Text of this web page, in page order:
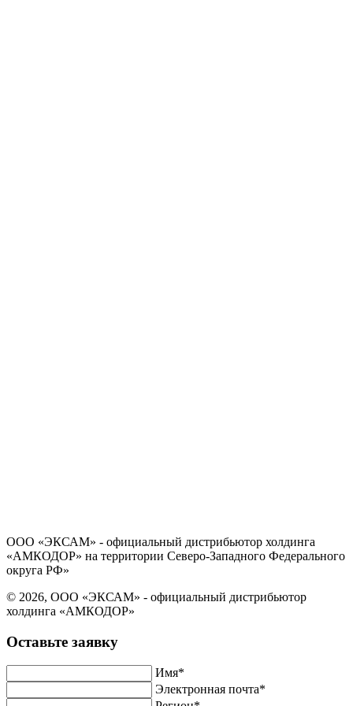
ООО «ЭКСАМ» - официальный дистрибьютор холдинга
«АМКОДОР» на территории Северо-Западного Федерального
округа РФ»
© 2026, ООО «ЭКСАМ» - официальный дистрибьютор
холдинга «АМКОДОР»
Оставьте заявку
Имя*
Электронная почта*